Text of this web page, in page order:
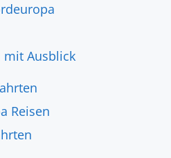
mit Ausblick
Reisen